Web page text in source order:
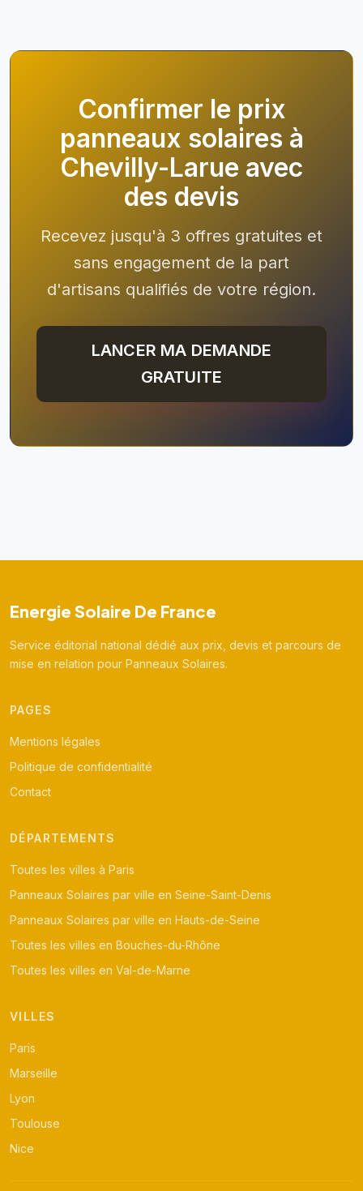
Confirmer le prix
panneaux solaires à
Chevilly-Larue avec
des devis
Recevez jusqu'à 3 offres gratuites et
sans engagement de la part
d'artisans qualifiés de votre région.
LANCER MA DEMANDE
GRATUITE
Energie Solaire De France
Service éditorial national dédié aux prix, devis et parcours de
mise en relation pour Panneaux Solaires.
PAGES
Mentions légales
Politique de confidentialité
Contact
DÉPARTEMENTS
Toutes les villes à Paris
Panneaux Solaires par ville en Seine-Saint-Denis
Panneaux Solaires par ville en Hauts-de-Seine
Toutes les villes en Bouches-du-Rhône
Toutes les villes en Val-de-Marne
VILLES
Paris
Marseille
Lyon
Toulouse
Nice